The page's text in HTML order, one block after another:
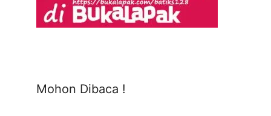
Mohon Dibaca !